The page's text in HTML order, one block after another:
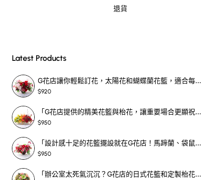
退貨
Latest Products
G花店讓你輕鬆訂花，太陽花和蝴蝶蘭花籃，適合每個重要時刻！-SF390
$920
「G花店提供的精美花籃與枱花，讓重要場合更顯祝賀與喜悅，適合各種用場！」-SF398
$950
「設計感十足的花籃擺設就在G花店！馬蹄蘭、袋鼠爪、罌粟花，為你的重大場合增光添彩！」-SF209
$950
「辦公室太死氣沉沉？G花店的日式花籃和定製枱花，為你帶來新鮮感！」-SF465